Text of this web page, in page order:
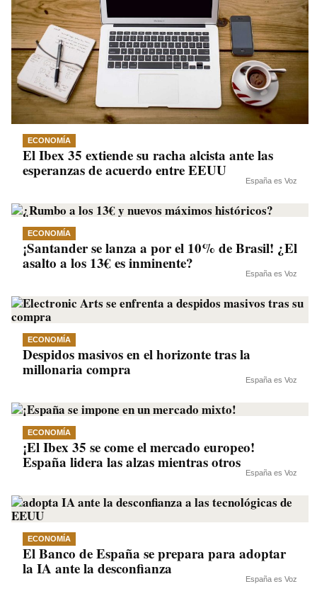
ECONOMÍA
El Ibex 35 extiende su racha alcista ante las
esperanzas de acuerdo entre EEUU
España es Voz
ECONOMÍA
¡Santander se lanza a por el 10% de Brasil! ¿El
asalto a los 13€ es inminente?
España es Voz
ECONOMÍA
Despidos masivos en el horizonte tras la
millonaria compra
España es Voz
ECONOMÍA
¡El Ibex 35 se come el mercado europeo!
España lidera las alzas mientras otros
España es Voz
ECONOMÍA
El Banco de España se prepara para adoptar
la IA ante la desconfianza
España es Voz